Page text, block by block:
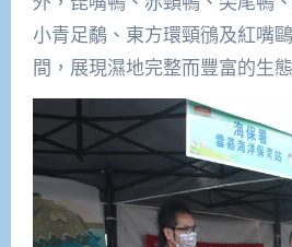
小青足鷸、東方環頸鴴及紅嘴
間，展現濕地完整而豐富的生